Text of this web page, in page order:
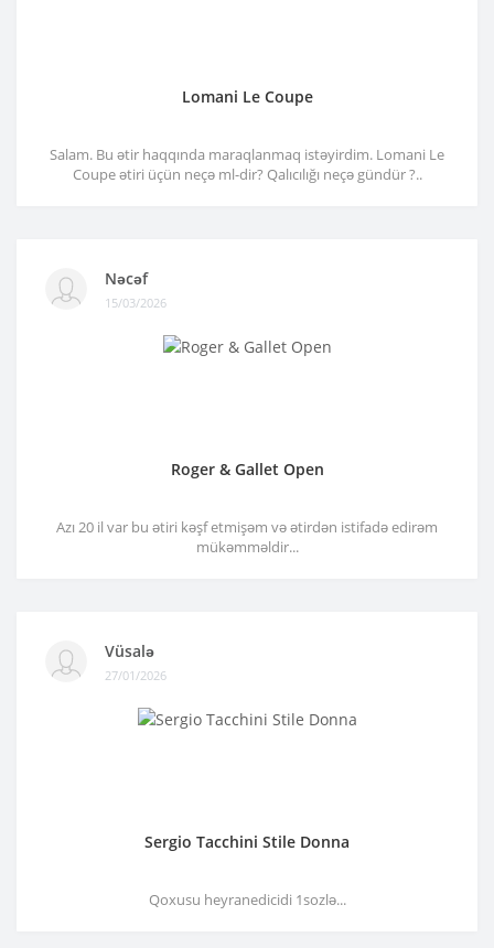
Lomani Le Coupe
Salam. Bu ətir haqqında maraqlanmaq istəyirdim. Lomani Le
Coupe ətiri üçün neçə ml-dir? Qalıcılığı neçə gündür ?..
Nəcəf
15/03/2026
Roger & Gallet Open
Azı 20 il var bu ətiri kəşf etmişəm və ətirdən istifadə edirəm
mükəmməldir...
Vüsalə
27/01/2026
Sergio Tacchini Stile Donna
Qoxusu heyranedicidi 1sozlə...